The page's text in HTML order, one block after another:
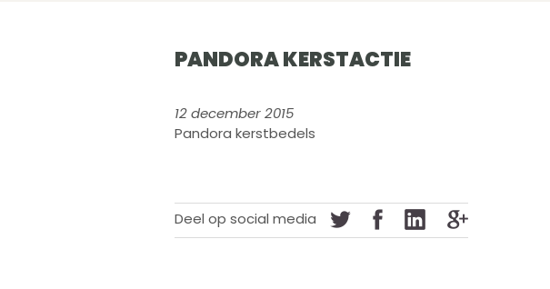
PANDORA KERSTACTIE
12 december 2015
Pandora kerstbedels
Deel op social media